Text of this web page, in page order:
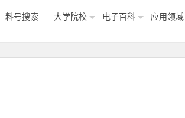
料号搜索 大学院校 电子百科 应用领域